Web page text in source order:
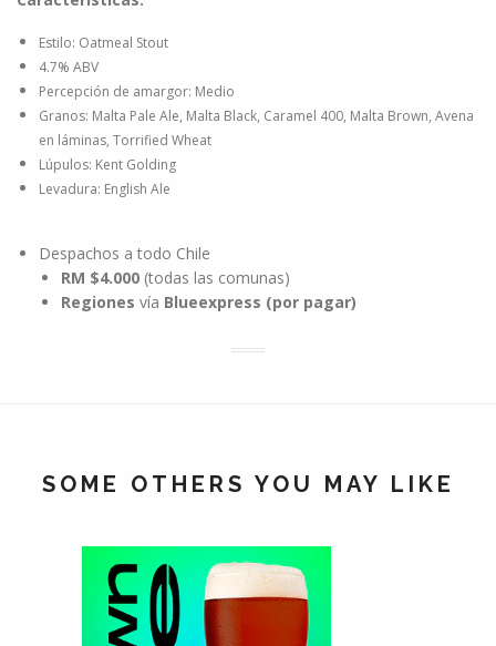
Estilo: Oatmeal Stout
4.7% ABV
Percepción de amargor: Medio
Granos: Malta Pale Ale, Malta Black, Caramel 400, Malta Brown, Avena
en láminas, Torrified Wheat
Lúpulos: Kent Golding
Levadura: English Ale
Despachos a todo Chile
RM $4.000 (todas las comunas)
Regiones vía Blueexpress (por pagar)
SOME OTHERS YOU MAY LIKE